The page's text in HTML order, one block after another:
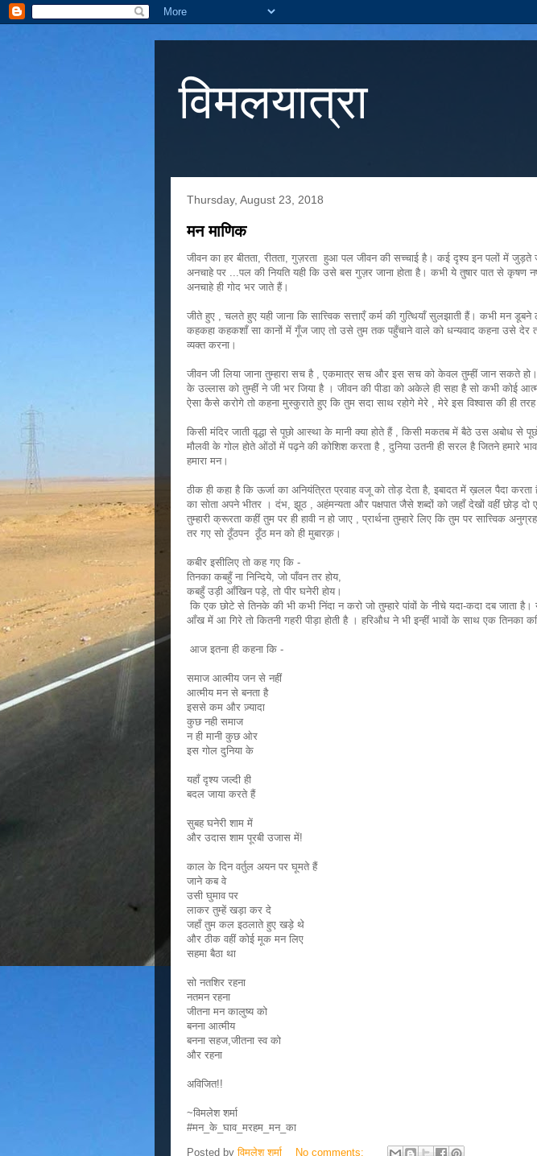
विमलयात्रा
Thursday, August 23, 2018
मन माणिक
जीवन का हर बीतता, रीतता, गुज़रता हुआ पल जीवन की सच्चाई है। कई दृश्य इन पलों में
अनचाहे पर ...पल की नियति यही कि उसे बस गुज़र जाना होता है। कभी ये तुषार पात से कृषण
अनचाहे ही गोद भर जाते हैं।
जीते हुए , चलते हुए यही जाना कि सात्त्विक सत्ताएँ कर्म की गुत्थियाँ सुलझाती हैं। कभी मन
कहकहा कहकशाँ सा कानों में गूँज जाए तो उसे तुम तक पहुँचाने वाले को धन्यवाद कहना उसे देर
व्यक्त करना।
जीवन जी लिया जाना तुम्हारा सच है , एकमात्र सच और इस सच को केवल तुम्हीं जान सकते
के उल्लास को तुम्हीं ने जी भर जिया है । जीवन की पीडा को अकेले ही सहा है सो कभी कोई
ऐसा कैसे करोगे तो कहना मुस्कुराते हुए कि तुम सदा साथ रहोगे मेरे , मेरे इस विश्वास की ही
किसी मंदिर जाती वृद्धा से पूछो आस्था के मानी क्या होते हैं , किसी मकतब में बैठे उस अबोध से
मौलवी के गोल होते ओंठों में पढ़ने की कोशिश करता है , दुनिया उतनी ही सरल है जितने हमारे
हमारा मन।
ठीक ही कहा है कि ऊर्जा का अनियंत्रित प्रवाह वजू को तोड़ देता है, इबादत में ख़लल पैदा करता
का सोता अपने भीतर । दंभ, झूठ , अहंमन्यता और पक्षपात जैसे शब्दों को जहाँ देखों वहीं छोड़ दो
तुम्हारी क्रूरता कहीं तुम पर ही हावी न हो जाए , प्रार्थना तुम्हारे लिए कि तुम पर सात्त्विक
तर गए सो ठूँठपन ठूँठ मन को ही मुबारक़।
कबीर इसीलिए तो कह गए कि -
तिनका कबहुँ ना निन्दिये, जो पाँवन तर होय,
कबहुँ उड़ी आँखिन पड़े, तो पीर घनेरी होय।
कि एक छोटे से तिनके की भी कभी निंदा न करो जो तुम्हारे पांवों के नीचे यदा-कदा दब जाता
आँख में आ गिरे तो कितनी गहरी पीड़ा होती है । हरिऔध ने भी इन्हीं भावों के साथ एक तिनका
आज इतना ही कहना कि -
समाज आत्मीय जन से नहीं
आत्मीय मन से बनता है
इससे कम और ज़्यादा
कुछ नही समाज
न ही मानी कुछ ओर
इस गोल दुनिया के
यहाँ दृश्य जल्दी ही
बदल जाया करते हैं
सुबह घनेरी शाम में
और उदास शाम पूरबी उजास में!
काल के दिन वर्तुल अयन पर घूमते हैं
जाने कब वे
उसी घुमाव पर
लाकर तुम्हें खड़ा कर दे
जहाँ तुम कल इठलाते हुए खड़े थे
और ठीक वहीं कोई मूक मन लिए
सहमा बैठा था
सो नतशिर रहना
नतमन रहना
जीतना मन कालुष्य को
बनना आत्मीय
बनना सहज,जीतना स्व को
और रहना
अविजित!!
~विमलेश शर्मा
#मन_के_घाव_मरहम_मन_का
Posted byविमलेश शर्मा No comments: